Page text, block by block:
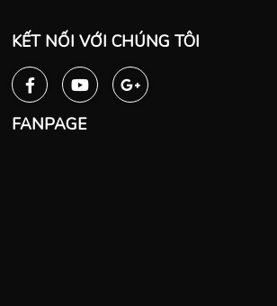
KẾT NỐI VỚI CHÚNG TÔI
FANPAGE